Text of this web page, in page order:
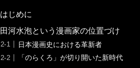
はじめに
田河水泡という漫画家の位置づけ
日本漫画史における革新者
「のらくろ」が切り開いた新時代